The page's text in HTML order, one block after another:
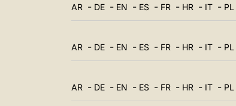
AR - DE - EN - ES - FR - HR - IT - PL
AR - DE - EN - ES - FR - HR - IT - PL
AR - DE - EN - ES - FR - HR - IT - PL